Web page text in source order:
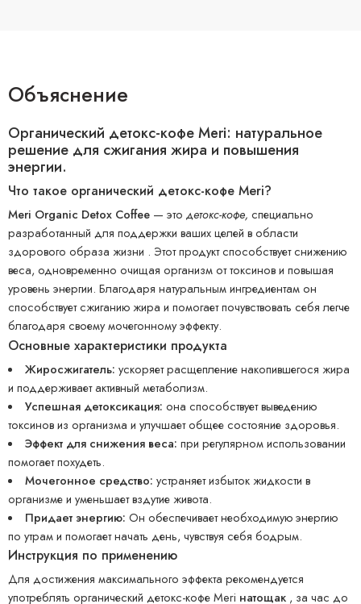
Объяснение
Органический детокс-кофе Meri: натуральное
решение для сжигания жира и повышения
энергии.
Что такое органический детокс-кофе Meri?
Meri Organic Detox Coffee — это детокс-кофе, специально
разработанный для поддержки ваших целей в области
здорового образа жизни . Этот продукт способствует снижению
веса, одновременно очищая организм от токсинов и повышая
уровень энергии. Благодаря натуральным ингредиентам он
способствует сжиганию жира и помогает почувствовать себя легче
благодаря своему мочегонному эффекту.
Основные характеристики продукта
Жиросжигатель: ускоряет расщепление накопившегося жира
и поддерживает активный метаболизм.
Успешная детоксикация: она способствует выведению
токсинов из организма и улучшает общее состояние здоровья.
Эффект для снижения веса: при регулярном использовании
помогает похудеть.
Мочегонное средство: устраняет избыток жидкости в
организме и уменьшает вздутие живота.
Придает энергию: Он обеспечивает необходимую энергию
по утрам и помогает начать день, чувствуя себя бодрым.
Инструкция по применению
Для достижения максимального эффекта рекомендуется
употреблять органический детокс-кофе Meri натощак , за час до